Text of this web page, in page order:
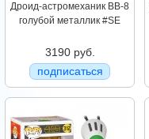
Дроид-астромеханик BB-8
голубой металлик #SE
3190 руб.
подписаться